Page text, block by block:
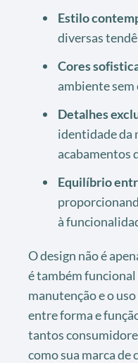
Estilo
diversas
Cores
ambiente sem
Detalhes
identidade da
acabamentos
Equilíbrio
à
O design não é
é também
manutenção e o
entre forma e
tantos
como sua marca de